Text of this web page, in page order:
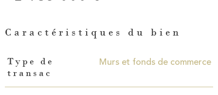
Caractéristiques du bien
Caractéristiques Valeurs
Type de
transac
Murs et fonds de commerce